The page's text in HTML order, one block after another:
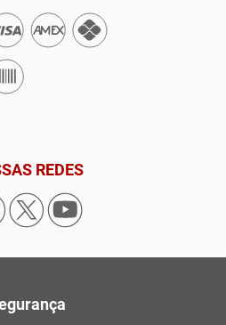
REDES